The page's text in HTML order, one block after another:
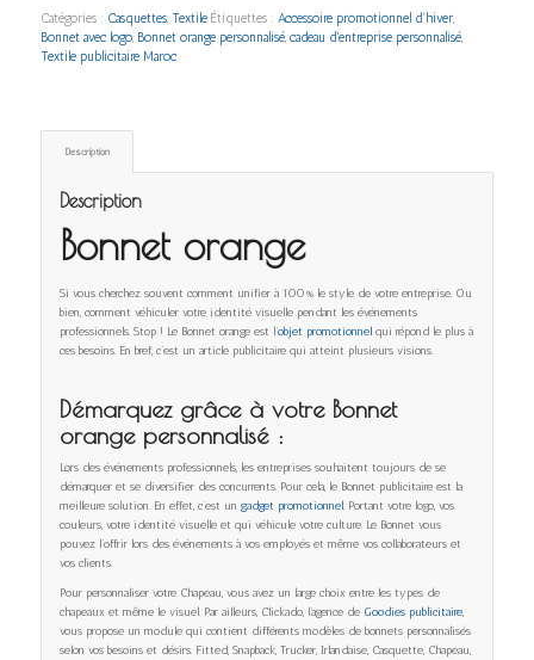
Catégories : Casquettes, Textile Étiquettes : Accessoire promotionnel d’hiver,
Bonnet avec logo, Bonnet orange personnalisé, cadeau d'entreprise personnalisé,
Textile publicitaire Maroc
Description
Description
Bonnet orange
Si vous cherchez souvent comment unifier à 100% le style de votre entreprise. Ou
bien, comment véhiculer votre identité visuelle pendant les événements
professionnels. Stop ! Le Bonnet orange est l’objet promotionnelqui répond le plus à
ces besoins. En bref, c’est un article publicitaire qui atteint plusieurs visions.
Démarquez grâce à votre Bonnet
orange personnalisé :
Lors des événements professionnels, les entreprises souhaitent toujours de se
démarquer et se diversifier des concurrents. Pour cela, le Bonnet publicitaire est la
meilleure solution. En effet, c’est un gadget promotionnel.Portant votre logo, vos
couleurs, votre identité visuelle et qui véhicule votre culture. Le Bonnet vous
pouvez l’offrir lors des événements à vos employés et même vos collaborateurs et
vos clients.
Pour personnaliser votre Chapeau, vous avez un large choix entre les types de
chapeaux et même le visuel. Par ailleurs, Clickado, l’agence de Goodies publicitaire,
vous propose un module qui contient différents modèles de bonnets personnalisés
selon vos besoins et désirs. Fitted, Snapback, Trucker, Irlandaise, Casquette, Chapeau,